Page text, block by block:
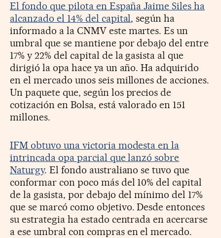
El fondo que pilota en España Jaime Siles ha
alcanzado el 14% del capital, según ha
informado a la CNMV este martes. Es un
umbral que se mantiene por debajo del entre
17% y 22% del capital de la gasista al que
dirigió la opa hace ya un año. Ha adquirido
en el mercado unos seis millones de acciones.
Un paquete que, según los precios de
cotización en Bolsa, está valorado en 151
millones.
IFM obtuvo una victoria modesta en la
intrincada opa parcial que lanzó sobre
Naturgy. El fondo australiano se tuvo que
conformar con poco más del 10% del capital
de la gasista, por debajo del mínimo del 17%
que se marcó como objetivo. Desde entonces
su estrategia ha estado centrada en acercarse
a ese umbral con compras en el mercado.